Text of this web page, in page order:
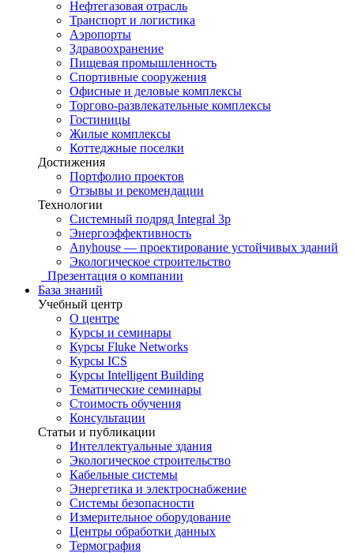
Нефтегазовая отрасль
Транспорт и логистика
Аэропорты
Здравоохранение
Пищевая промышленность
Спортивные сооружения
Офисные и деловые комплексы
Торгово-развлекательные комплексы
Гостиницы
Жилые комплексы
Коттеджные поселки
Достижения
Портфолио проектов
Отзывы и рекомендации
Технологии
Системный подряд Integral 3p
Энергоэффективность
Anyhouse — проектирование устойчивых зданий
Экологическое строительство
Презентация о компании
База знаний
Учебный центр
О центре
Курсы и семинары
Курсы Fluke Networks
Курсы ICS
Курсы Intelligent Building
Тематические семинары
Стоимость обучения
Консультации
Статьи и публикации
Интеллектуальные здания
Экологическое строительство
Кабельные системы
Энергетика и электроснабжение
Системы безопасности
Измерительное оборудование
Центры обработки данных
Термография